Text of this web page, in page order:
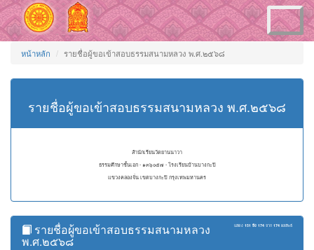
Toggle
navigation
หน้าหลัก รายชื่อผู้ขอเข้าสอบธรรมสนามหลวง พ.ศ.๒๕๖๘
รายชื่อผู้ขอเข้าสอบธรรมสนามหลวง พ.ศ.๒๕๖๘
สำนักเรียนวัดยานนาวา
ธรรมศึกษาชั้นเอก - ๑๓๖๐๕๗ - โรงเรียนบ้านบางกะปิ
แขวงคลองจั่น เขตบางกะปิ กรุงเทพมหานคร
แสดง 151 ถึง 174 จาก 174 ผลลัพธ์
รายชื่อผู้ขอเข้าสอบธรรมสนามหลวง
พ.ศ.๒๕๖๘